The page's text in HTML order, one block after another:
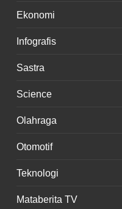
Ekonomi
Infografis
Sastra
Science
Olahraga
Otomotif
Teknologi
Mataberita TV